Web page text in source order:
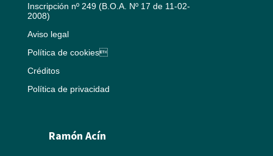
Inscripción nº 249 (B.O.A. Nº 17 de 11-02-
2008)
Aviso legal
Política de cookies
Créditos
Política de privacidad
Ramón Acín